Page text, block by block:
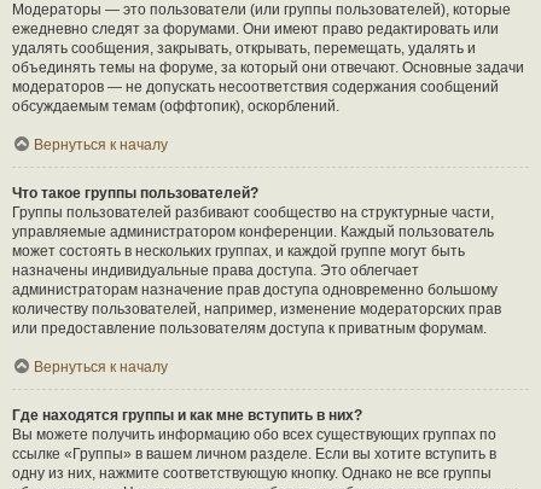
Модераторы — это пользователи (или группы пользователей), которые
ежедневно следят за форумами. Они имеют право редактировать или
удалять сообщения, закрывать, открывать, перемещать, удалять и
объединять темы на форуме, за который они отвечают. Основные задачи
модераторов — не допускать несоответствия содержания сообщений
обсуждаемым темам (оффтопик), оскорблений.
Вернуться к началу
Что такое группы пользователей?
Группы пользователей разбивают сообщество на структурные части,
управляемые администратором конференции. Каждый пользователь
может состоять в нескольких группах, и каждой группе могут быть
назначены индивидуальные права доступа. Это облегчает
администраторам назначение прав доступа одновременно большому
количеству пользователей, например, изменение модераторских прав
или предоставление пользователям доступа к приватным форумам.
Вернуться к началу
Где находятся группы и как мне вступить в них?
Вы можете получить информацию обо всех существующих группах по
ссылке «Группы» в вашем личном разделе. Если вы хотите вступить в
одну из них, нажмите соответствующую кнопку. Однако не все группы